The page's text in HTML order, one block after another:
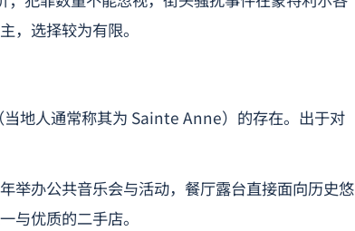
，选择较为有限。
地人通常称其为 Sainte Anne）的存在。出于对
举办公共音乐会与活动，餐厅露台直接面向历史悠
与优质的二手店。